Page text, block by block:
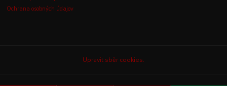
Ochrana osobných údajov
Upravit sběr cookies.